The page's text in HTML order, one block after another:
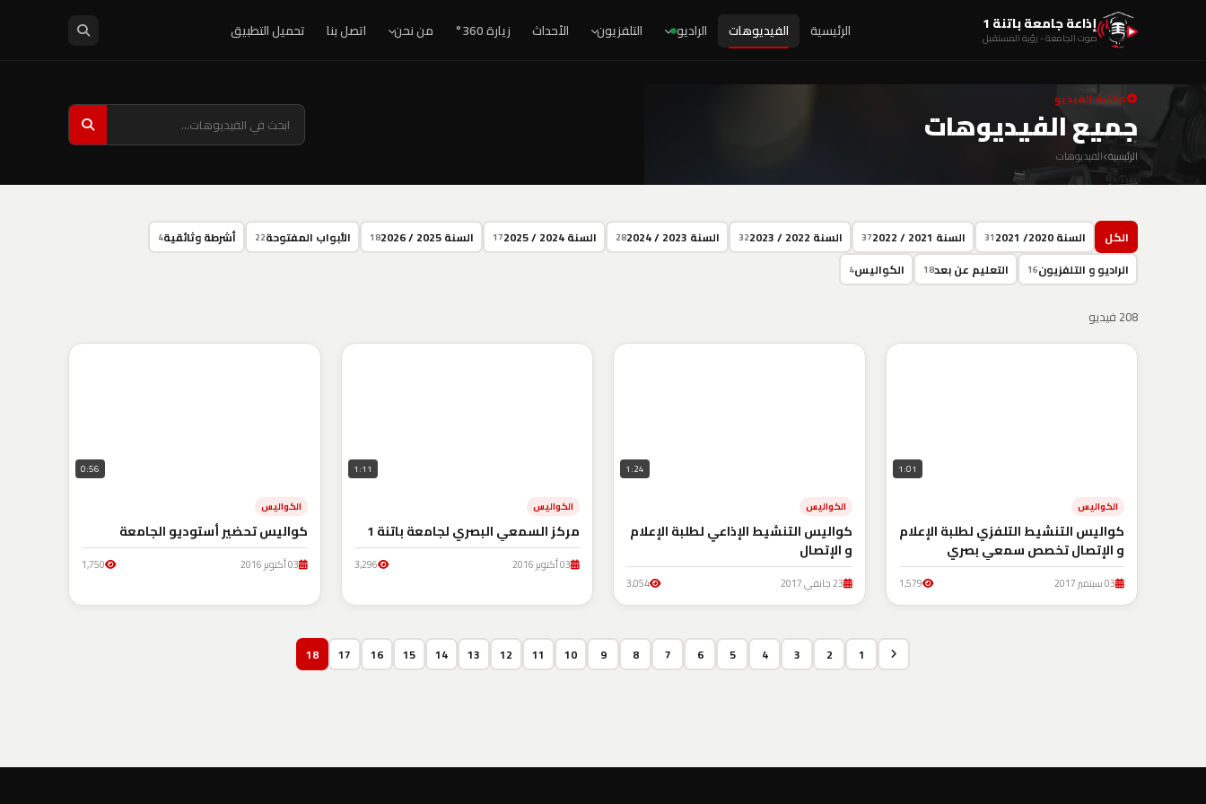
إذاعة جامعة باتنة 1
صوت الجامعة - رؤية المستقبل الرئيسية الفيديوهات الراديو التلفزيون الأحداث زيارة 360° من نحن اتصل بنا تحميل التطبيق
مكتبة الفيديو
جميع الفيديوهات
الرئيسية الفيديوهات
الكل السنة 2020/ 2021 31 السنة 2021 / 2022 37 السنة 2022 / 2023 32 السنة 2023 / 2024 28 السنة 2024 / 2025 17 السنة 2025 / 2026 18 الأبواب المفتوحة22 أشرطة وثائقية4
الراديو و التلفزيون16 التعليم عن بعد18 الكواليس4
208 فيديو
1:01
الكواليس
كواليس التنشيط التلفزي لطلبة الإعلام
و الإتصال تخصص سمعي بصري
03 سبتمبر 2017 1,579
1:24
الكواليس
كواليس التنشيط الإذاعي لطلبة الإعلام
و الإتصال
23 جانفي 2017 3,054
1:11
الكواليس
مركز السمعي البصري لجامعة باتنة 1
03 أكتوبر 2016 3,296
0:56
الكواليس
كواليس تحضير أستوديو الجامعة
03 أكتوبر 2016 1,750
1
2
3
4
5
6
7
8
9
10
11
12
13
14
15
16
17
18